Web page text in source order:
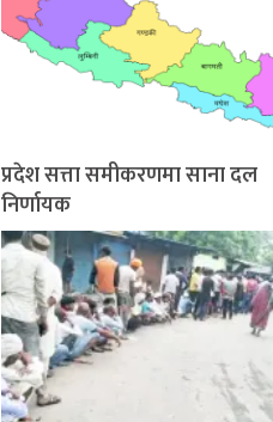
प्रदेश सत्ता समीकरणमा साना दल
निर्णायक